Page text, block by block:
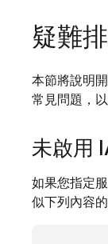
疑難
本節將說明
常見問題，
未啟用
如果您指定
似下列內容的